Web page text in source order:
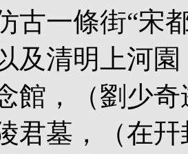
古一條街“宋
及清明上河
館，（劉少
君墓，（在